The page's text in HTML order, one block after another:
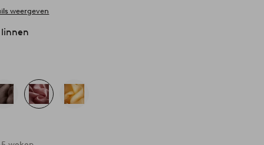
weergeven